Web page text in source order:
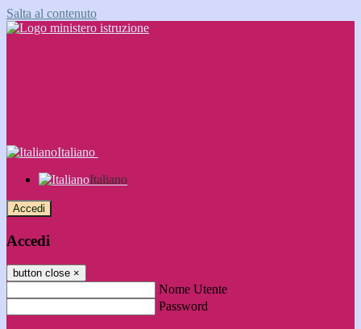
Salta al contenuto
Italiano
Italiano
Accedi
Accedi
button close ×
Nome Utente
Password